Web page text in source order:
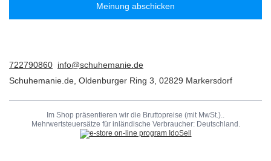
Meinung abschicken
722790860 info@schuhemanie.de
Schuhemanie.de Oldenburger Ring 3 02829 Markersdorf
Im Shop präsentieren wir die Bruttopreise (mit MwSt.)..
Mehrwertsteuersätze für inländische Verbraucher: Deutschland .